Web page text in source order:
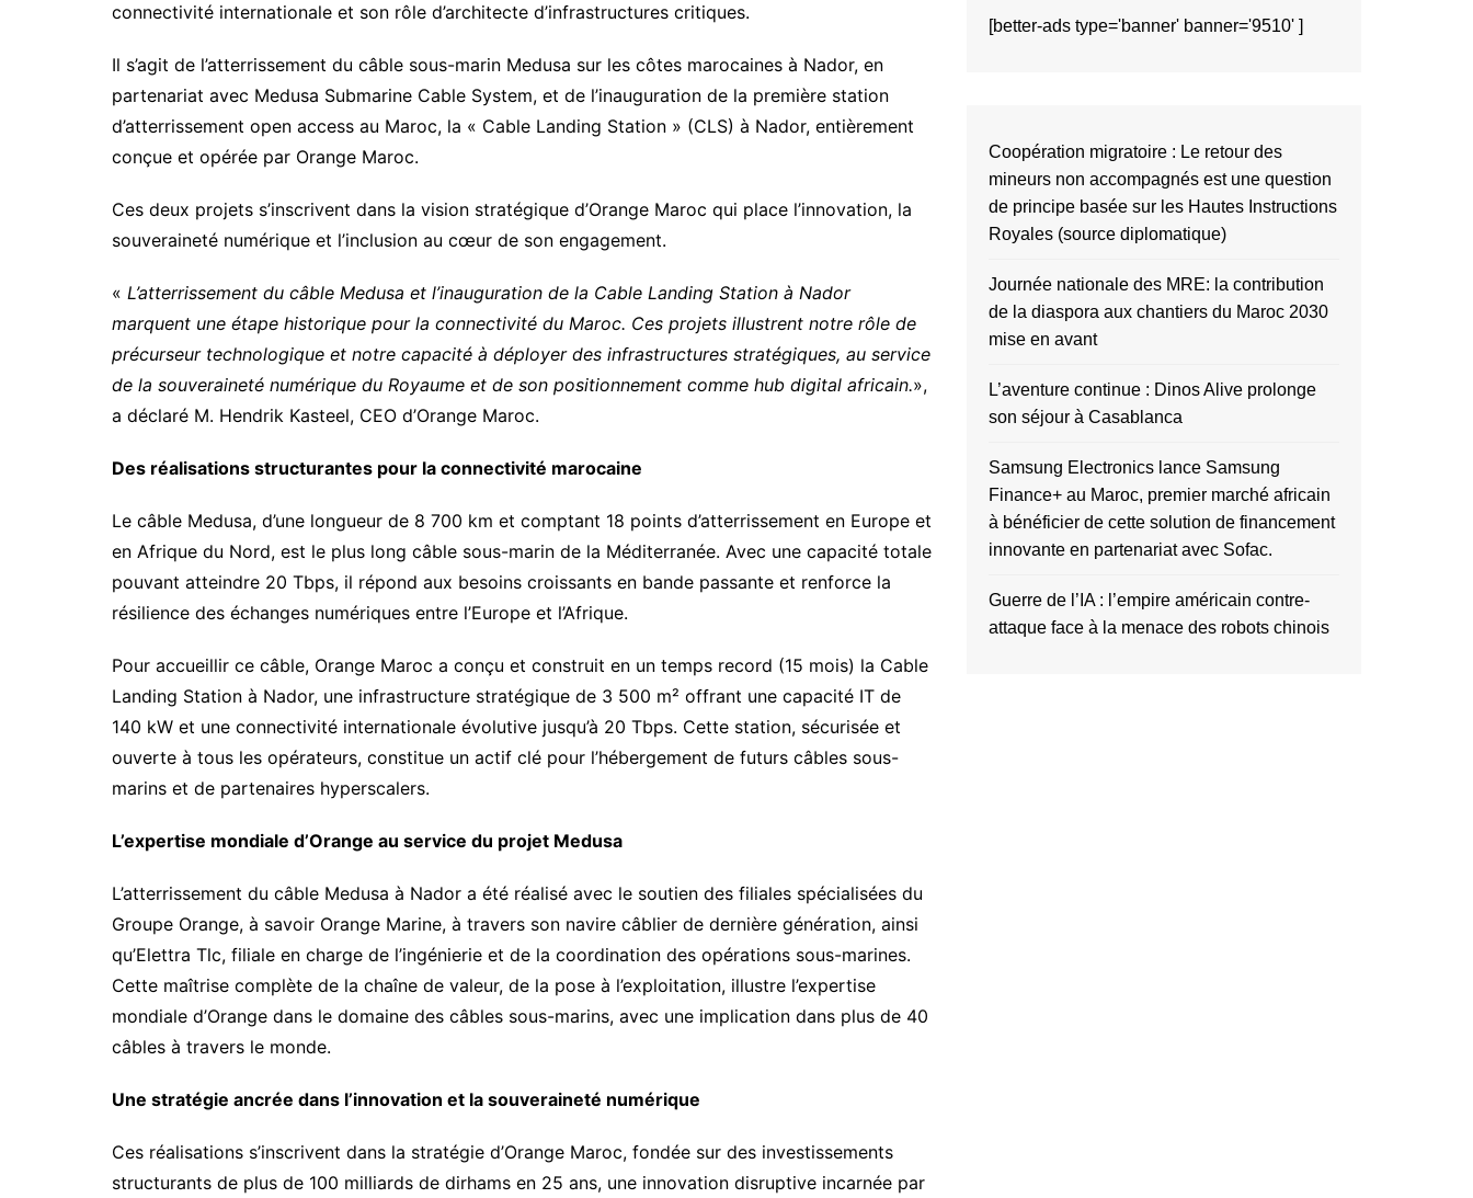
connectivité internationale et son rôle d’architecte d’infrastructures critiques.
Il s’agit de l’atterrissement du câble sous-marin Medusa sur les côtes marocaines à Nador, en
partenariat avec Medusa Submarine Cable System, et de l’inauguration de la première station
d’atterrissement open access au Maroc, la « Cable Landing Station » (CLS) à Nador, entièrement
conçue et opérée par Orange Maroc.
Ces deux projets s’inscrivent dans la vision stratégique d’Orange Maroc qui place l’innovation, la
souveraineté numérique et l’inclusion au cœur de son engagement.
« L’atterrissement du câble Medusa et l’inauguration de la Cable Landing Station à Nador
marquent une étape historique pour la connectivité du Maroc. Ces projets illustrent notre rôle de
précurseur technologique et notre capacité à déployer des infrastructures stratégiques, au service
de la souveraineté numérique du Royaume et de son positionnement comme hub digital africain.»,
a déclaré M. Hendrik Kasteel, CEO d’Orange Maroc.
Des réalisations structurantes pour la connectivité marocaine
Le câble Medusa, d’une longueur de 8 700 km et comptant 18 points d’atterrissement en Europe et
en Afrique du Nord, est le plus long câble sous-marin de la Méditerranée. Avec une capacité totale
pouvant atteindre 20 Tbps, il répond aux besoins croissants en bande passante et renforce la
résilience des échanges numériques entre l’Europe et l’Afrique.
Pour accueillir ce câble, Orange Maroc a conçu et construit en un temps record (15 mois) la Cable
Landing Station à Nador, une infrastructure stratégique de 3 500 m² offrant une capacité IT de
140 kW et une connectivité internationale évolutive jusqu’à 20 Tbps. Cette station, sécurisée et
ouverte à tous les opérateurs, constitue un actif clé pour l’hébergement de futurs câbles sous-
marins et de partenaires hyperscalers.
L’expertise mondiale d’Orange au service du projet Medusa
L’atterrissement du câble Medusa à Nador a été réalisé avec le soutien des filiales spécialisées du
Groupe Orange, à savoir Orange Marine, à travers son navire câblier de dernière génération, ainsi
qu’Elettra Tlc, filiale en charge de l’ingénierie et de la coordination des opérations sous-marines.
Cette maîtrise complète de la chaîne de valeur, de la pose à l’exploitation, illustre l’expertise
mondiale d’Orange dans le domaine des câbles sous-marins, avec une implication dans plus de 40
câbles à travers le monde.
Une stratégie ancrée dans l’innovation et la souveraineté numérique
Ces réalisations s’inscrivent dans la stratégie d’Orange Maroc, fondée sur des investissements
structurants de plus de 100 milliards de dirhams en 25 ans, une innovation disruptive incarnée par
[better-ads type='banner' banner='9510' ]
Coopération migratoire : Le retour des
mineurs non accompagnés est une question
de principe basée sur les Hautes Instructions
Royales (source diplomatique)
Journée nationale des MRE: la contribution
de la diaspora aux chantiers du Maroc 2030
mise en avant
L’aventure continue : Dinos Alive prolonge
son séjour à Casablanca
Samsung Electronics lance Samsung
Finance+ au Maroc, premier marché africain
à bénéficier de cette solution de financement
innovante en partenariat avec Sofac.
Guerre de l’IA : l’empire américain contre-
attaque face à la menace des robots chinois